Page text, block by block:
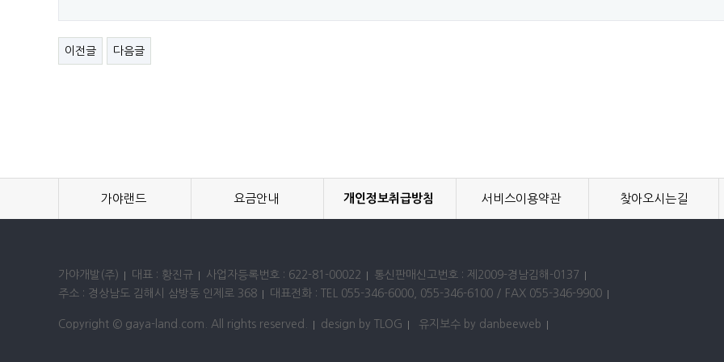
이전글 다음글
가야랜드 요금안내 개인정보취급방침 서비스이용약관 찾아오시는길
가야개발(주) 대표 : 황진규 사업자등록번호 : 622-81-00022
통신판매신고번호 : 제2009-경남김해-0137
주소 : 경상남도 김해시 삼방동 인제로 368
대표전화 : TEL 055-346-6000, 055-346-6100 / FAX 055-346-9900
Copyright © gaya-land.com. All rights reserved. design by TLOG 유지보수 by danbeeweb